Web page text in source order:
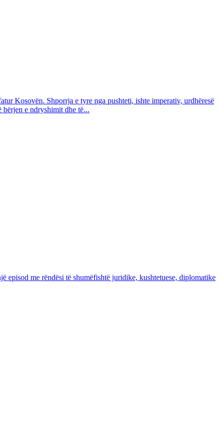
Kosovën. Shporrja e tyre nga pushteti, ishte imperativ, urdhëresë
bërjen e ndryshimit dhe të...
me rëndësi të shumëfishtë juridike, kushtetuese, diplomatike